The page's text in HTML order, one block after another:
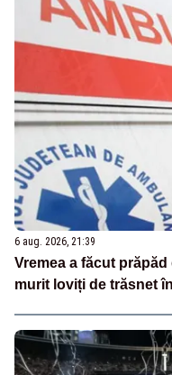
6 aug. 2026, 21:39
Vremea a făcut
murit loviți de trăsnet